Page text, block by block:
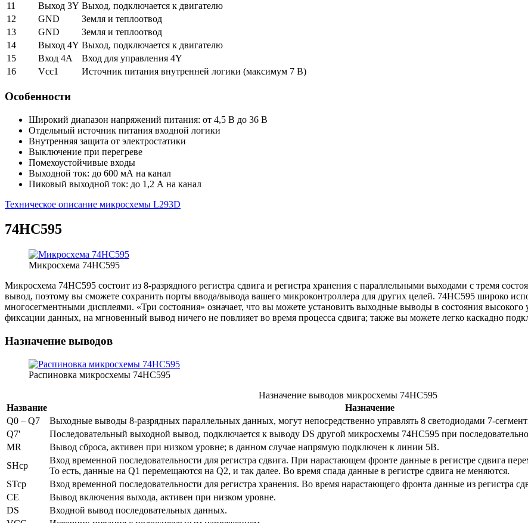
11
Выход 3Y Выход, подключается к двигателю
12
GND
Земля и теплоотвод
13
GND
Земля и теплоотвод
14
Выход 4Y Выход, подключается к двигателю
15
Вход 4A
Вход для управления 4Y
16
Vcc1 Источник питания внутренней логики (максимум 7 В)
Особенности
Широкий диапазон напряжений питания: от 4,5 В до 36 В
Отдельный источник питания входной логики
Внутренняя защита от электростатики
Выключение при перегреве
Помехоустойчивые входы
Выходной ток: до 600 мА на канал
Пиковый выходной ток: до 1,2 А на канал
Техническое описание микросхемы L293D
74HC595
Микросхема 74HC595
Микросхема 74HC595 состоит из 8-разрядного регистра сдвига и регистра хранения с параллельными выходами с тремя
вывод, поэтому вы сможете сохранить порты ввода/вывода вашего микроконтроллера для других целей. 74HC595 широко
многосегментными дисплеями. «Три состояния» означает, что вы можете установить выходные выводы в состояния высокого
фиксации данных, на мгновенный вывод ничего не повлияет во время процесса сдвига; также вы можете легко каскадно
Назначение выводов
Распиновка микросхемы 74HC595
Назначение выводов микросхемы 74HC595
Название
Назначение
Q0 – Q7
Выходные выводы 8-разрядных параллельных данных, могут непосредственно управлять 8 светодиодами 7-
Q7'
Последовательный выходной вывод, подключается к выводу DS другой микросхемы 74HC595 при
MR
Вывод сброса, активен при низком уровне; в данном случае напрямую подключен к линии 5В.
SHcp
Вход временной последовательности для регистра сдвига. При нарастающем фронте данные в регистре сдвига
То есть, данные на Q1 перемещаются на Q2, и так далее. Во время спада данные в регистре сдвига не меняются.
STcp
Вход временной последовательности для регистра хранения. Во время нарастающего фронта данные из регистра
CE
Вывод включения выхода, активен при низком уровне.
DS
Входной вывод последовательных данных.